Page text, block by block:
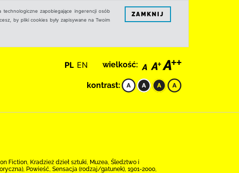
zapobiegające ingerencji osób
by pliki cookies były zapisywane na Twoim
ZAMKNIJ
PL EN wielkość:
kontrast:
Fiction, Kradzież dzieł sztuki, Muzea, Śledztwo i
Powieść, Sensacja (rodzaj/gatunek), 1901-2000,